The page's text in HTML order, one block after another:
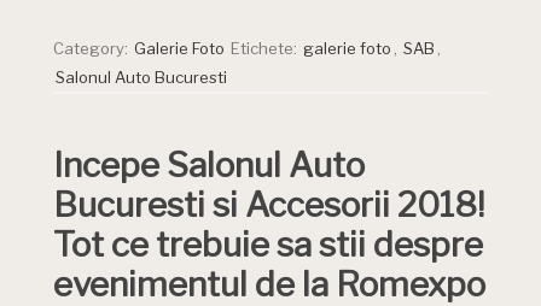
Category: Galerie Foto Etichete: galerie foto SAB
Salonul Auto Bucuresti
Incepe Salonul Auto
Bucuresti si Accesorii 2018!
Tot ce trebuie sa stii despre
evenimentul de la Romexpo